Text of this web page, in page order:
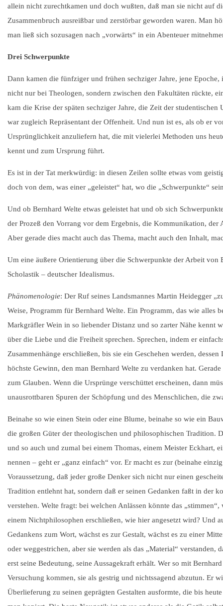
allein nicht zurechtkamen und doch wußten, daß man sie nicht auf
Zusammenbruch ausreißbar und zerstörbar geworden waren. Man
man ließ sich sozusagen nach „vorwärts“ in ein Abenteuer
Drei Schwerpunkte
Dann kamen die fünfziger und frühen sechziger Jahre, jene
nicht nur bei Theologen, sondern zwischen den Fakultäten rückte,
kam die Krise der späten sechziger Jahre, die Zeit der
war zugleich Repräsentant der Offenheit. Und nun ist es, als ob er
Ursprünglichkeit anzuliefern hat, die mit vielerlei Methoden uns
kennt und zum Ursprung führt.
Es ist in der Tat merkwürdig: in diesen Zeilen sollte etwas vom
doch von dem, was einer „geleistet“ hat, wo die „Schwerpunkte“
Und ob Bernhard Welte etwas geleistet hat und ob sich
der Prozeß den Vorrang vor dem Ergebnis, die Kommunikation,
Aber gerade dies macht auch das Thema, macht auch den Inhalt,
Um eine äußere Orientierung über die Schwerpunkte der Arbeit
Scholastik – deutscher Idealismus.
Phänomenologie: Der Ruf seines Landsmannes Martin Heidegger
Weise, Programm für Bernhard Welte. Ein Programm, das wie alles
Markgräfler Wein in so liebender Distanz und so zarter Nähe kennt
über die Liebe und die Freiheit sprechen. Sprechen, indem er
Zusammenhänge erschließen, bis sie ein Geschehen werden,
höchste Gewinn, den man Bernhard Welte zu verdanken hat.
zum Glauben. Wenn die Ursprünge verschüttet erscheinen, dann
unausrottbaren Spuren der Schöpfung und des Menschlichen, die
Beinahe so wie einen Stein oder eine Blume, beinahe so wie ein
die großen Güter der theologischen und philosophischen Tradition.
und so auch und zumal bei einem Thomas, einem Meister Eckhart,
nennen – geht er „ganz einfach“ vor. Er macht es zur (beinahe
Voraussetzung, daß jeder große Denker sich nicht nur einen
Tradition entlehnt hat, sondern daß er seinen Gedanken faßt in der
verstehen. Welte fragt: bei welchen Anlässen könnte das
einem Nichtphilosophen erschließen, wie hier angesetzt wird? Und
Gedankens zum Wort, wächst es zur Gestalt, wächst es zu einer
oder weggestrichen, aber sie werden als das „Material“
erst seine Bedeutung, seine Aussagekraft erhält. Wer so mit
Versuchung kommen, sie als gestrig und nichtssagend abzutun. Er
Überlieferung zu seinen geprägten Gestalten ausformte, die bis